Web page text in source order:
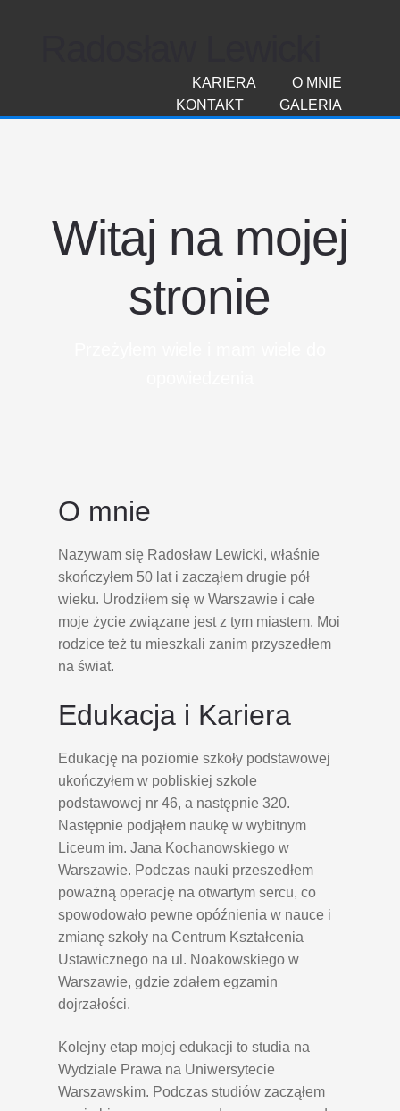
O MNIE
KARIERA
GALERIA
KONTAKT
Witaj na mojej
stronie
O mnie
Nazywam się Radosław Lewicki, właśnie
skończyłem 50 lat i zacząłem drugie pół
wieku. Urodziłem się w Warszawie i całe
moje życie związane jest z tym miastem. Moi
rodzice też tu mieszkali zanim przyszedłem
na świat.
Edukacja i Kariera
Edukację na poziomie szkoły podstawowej
ukończyłem w pobliskiej szkole
podstawowej nr 46, a następnie 320.
Następnie podjąłem naukę w wybitnym
Liceum im. Jana Kochanowskiego w
Warszawie. Podczas nauki przeszedłem
poważną operację na otwartym sercu, co
spowodowało pewne opóźnienia w nauce i
zmianę szkoły na Centrum Kształcenia
Ustawicznego na ul. Noakowskiego w
Warszawie, gdzie zdałem egzamin
dojrzałości.
Kolejny etap mojej edukacji to studia na
Wydziale Prawa na Uniwersytecie
Warszawskim. Podczas studiów zacząłem